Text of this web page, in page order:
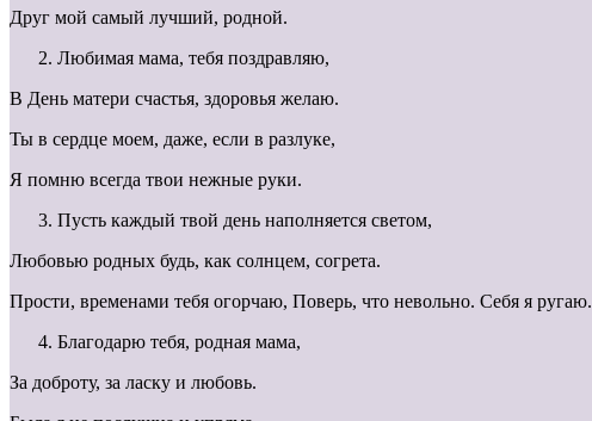
Друг мой самый лучший, родной.
Любимая мама, тебя поздравляю,
В День матери счастья, здоровья желаю.
Ты в сердце моем, даже, если в разлуке,
Я помню всегда твои нежные руки.
Пусть каждый твой день наполняется светом,
Любовью родных будь, как солнцем, согрета.
Прости, временами тебя огорчаю, Поверь, что невольно. Себя я ругаю.
Благодарю тебя, родная мама,
За доброту, за ласку и любовь.